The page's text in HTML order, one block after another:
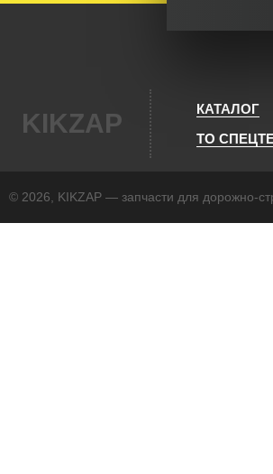
KIKZAP КАТАЛОГ
ТО
© 2026, KIKZAP — запчасти для дорожно-